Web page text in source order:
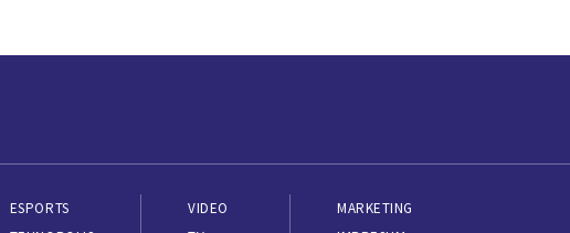
ESPORTS
VIDEO
MARKETING